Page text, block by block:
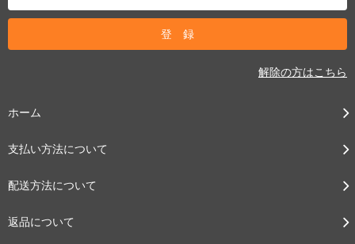
解除の方はこちら
ホーム
支払い方法について
配送方法について
返品について